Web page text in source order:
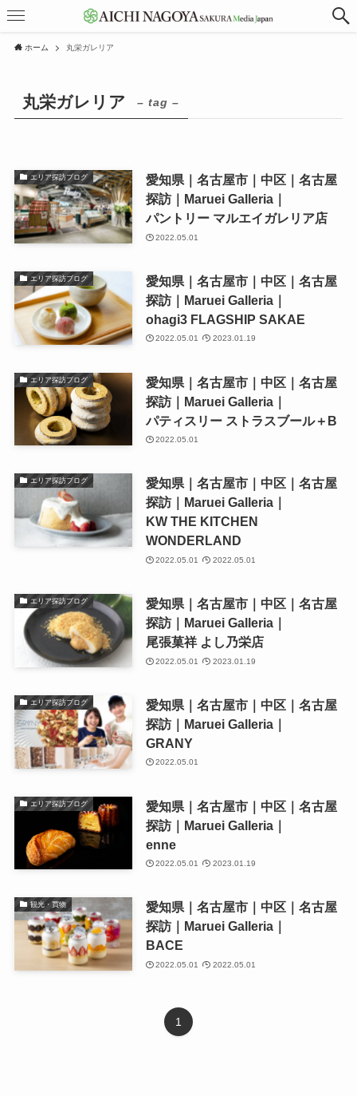
ホーム 丸栄ガレリア
丸栄ガレリア – tag –
エリア探訪ブログ
愛知県｜名古屋市｜中区｜名古屋
探訪｜Maruei Galleria｜
パントリー マルエイガレリア店
2022.05.01
エリア探訪ブログ
愛知県｜名古屋市｜中区｜名古屋
探訪｜Maruei Galleria｜
ohagi3 FLAGSHIP SAKAE
2022.05.01 2023.01.19
エリア探訪ブログ
愛知県｜名古屋市｜中区｜名古屋
探訪｜Maruei Galleria｜
パティスリー ストラスブール＋B
2022.05.01
エリア探訪ブログ
愛知県｜名古屋市｜中区｜名古屋
探訪｜Maruei Galleria｜
KW THE KITCHEN
WONDERLAND
2022.05.01 2022.05.01
エリア探訪ブログ
愛知県｜名古屋市｜中区｜名古屋
探訪｜Maruei Galleria｜
尾張菓祥 よし乃栄店
2022.05.01 2023.01.19
エリア探訪ブログ
愛知県｜名古屋市｜中区｜名古屋
探訪｜Maruei Galleria｜
GRANY
2022.05.01
エリア探訪ブログ
愛知県｜名古屋市｜中区｜名古屋
探訪｜Maruei Galleria｜
enne
2022.05.01 2023.01.19
観光・買物
愛知県｜名古屋市｜中区｜名古屋
探訪｜Maruei Galleria｜
BACE
2022.05.01 2022.05.01
1